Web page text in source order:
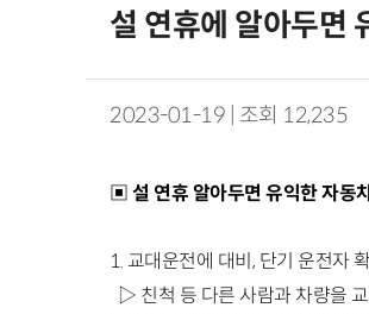
설 연휴에 알아두면
2023-01-19 | 조회 12,235
▣ 설 연휴 알아두면 유익한 자동
1. 교대운전에 대비 , 단기 운전자
▷ 친척 등 다른 사람과 차량을